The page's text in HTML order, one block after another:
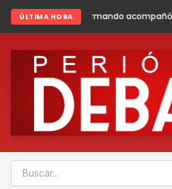
ÚLTIMA HORA
acompañó al gobernador en gira